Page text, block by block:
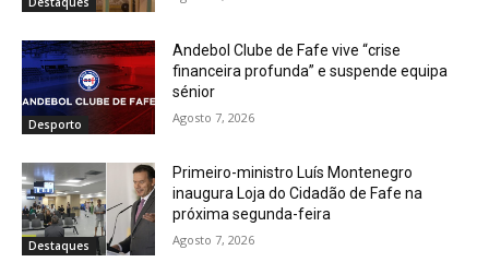
Desporto
Andebol Clube de Fafe vive “crise
financeira profunda” e suspende equipa
sénior
Agosto 7, 2026
Destaques
Primeiro-ministro Luís Montenegro
inaugura Loja do Cidadão de Fafe na
próxima segunda-feira
Agosto 7, 2026